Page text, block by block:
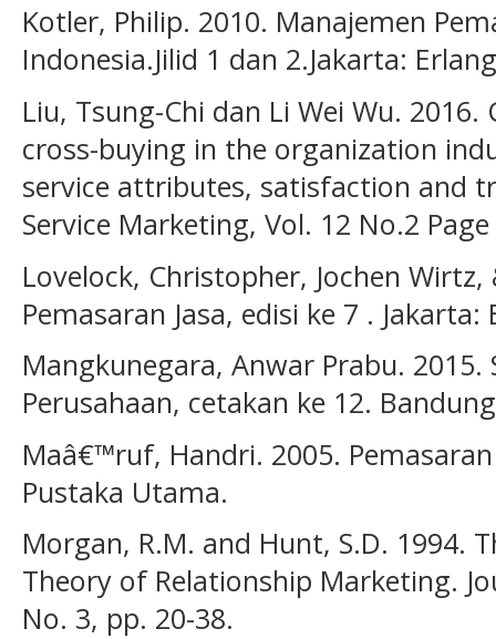
Kotler, Philip. 2010. Manajemen
Indonesia.Jilid 1 dan 2.Jakarta:
Liu, Tsung-Chi dan Li Wei Wu.
cross-buying in the organization
service attributes, satisfaction and
Service Marketing, Vol. 12 No.2
Lovelock, Christopher, Jochen Wirtz,
Pemasaran Jasa, edisi ke 7 . Jakarta:
Mangkunegara, Anwar Prabu. 2015.
Perusahaan, cetakan ke 12.
Maâ€™ruf, Handri. 2005.
Pustaka Utama.
Morgan, R.M. and Hunt, S.D. 1994.
Theory of Relationship Marketing.
No. 3, pp. 20-38.